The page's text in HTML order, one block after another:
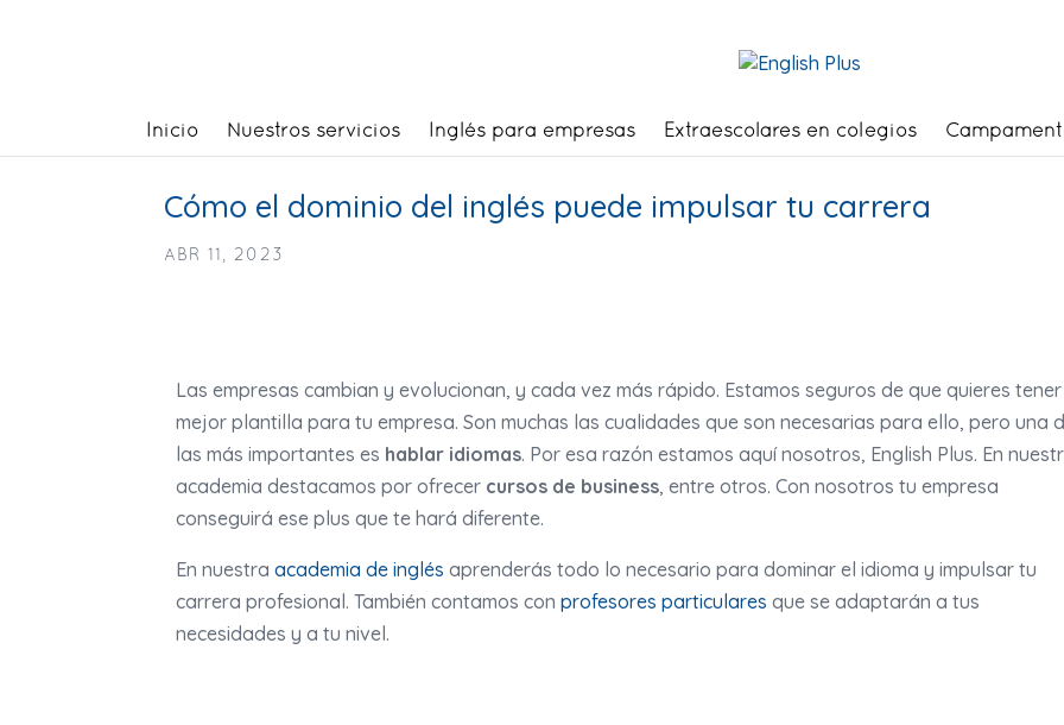
Inicio Nuestros servicios Inglés para empresas Extraescolares en colegios
Cómo el dominio del inglés puede impulsar tu carrera
ABR 11, 2023
Las empresas cambian y evolucionan, y cada vez más rápido. Estamos seguros de que quieres
mejor plantilla para tu empresa. Son muchas las cualidades que son necesarias para ello, pero una
las más importantes es hablar idiomas. Por esa razón estamos aquí nosotros, English Plus. En
academia destacamos por ofrecer cursos de business, entre otros. Con nosotros tu empresa
conseguirá ese plus que te hará diferente.
En nuestra academia de inglés aprenderás todo lo necesario para dominar el idioma y impulsar tu
carrera profesional. También contamos con profesores particulares que se adaptarán a tus
necesidades y a tu nivel.